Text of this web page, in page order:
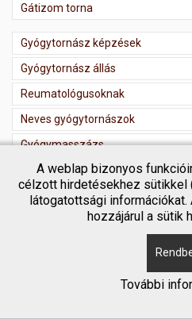
Gátizom torna
Gyógytornász képzések
Gyógytornász állás
Reumatológusoknak
Neves gyógytornászok
Gyógymasszázs
Masszőr regisztráció
Copyright © 2018 Gyógytornász
A weblap bizonyos
célzott hirdetésekhez sütikkel
látogatottsági
hozzájárul a sütik
További